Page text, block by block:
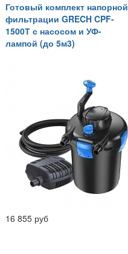
Готовый комплект напорной
фильтрации GRECH CPF-
1500Т с насосом и УФ-
лампой (до 5м3)
16 855 руб